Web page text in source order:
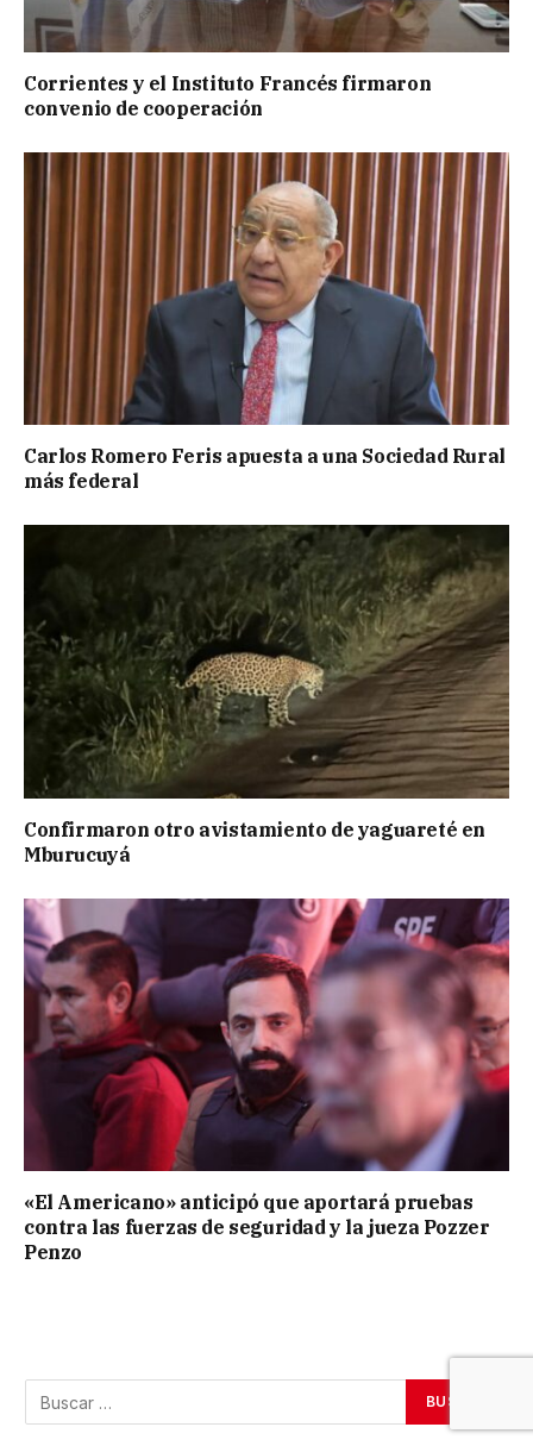
Corrientes y el Instituto Francés firmaron
convenio de cooperación
Carlos Romero Feris apuesta a una Sociedad Rural
más federal
Confirmaron otro avistamiento de yaguareté en
Mburucuyá
«El Americano» anticipó que aportará pruebas
contra las fuerzas de seguridad y la jueza Pozzer
Penzo